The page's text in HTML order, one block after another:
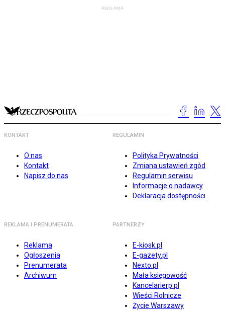
KONTAKT
O nas
Kontakt
Napisz do nas
REGULAMIN
Polityka Prywatności
Zmiana ustawień zgód
Regulamin serwisu
Informacje o nadawcy
Deklaracja dostępności
REKLAMA I PRENUMERATA
Reklama
Ogłoszenia
Prenumerata
Archiwum
PARTNERZY
E-kiosk.pl
E-gazety.pl
Nexto.pl
Mała księgowość
Kancelarierp.pl
Wieści Rolnicze
Życie Warszawy